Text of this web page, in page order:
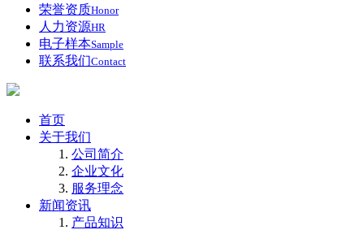
荣誉资质Honor
人力资源HR
电子样本Sample
联系我们Contact
首页
关于我们
公司简介
企业文化
服务理念
新闻资讯
产品知识